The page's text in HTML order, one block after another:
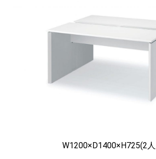
W1200×D1400×H725(2